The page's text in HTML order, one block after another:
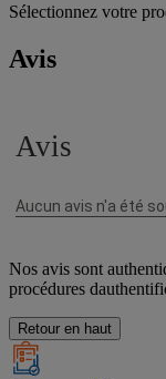
Sélectionnez votre
Avis
Nos avis sont
procédures
Retour en haut